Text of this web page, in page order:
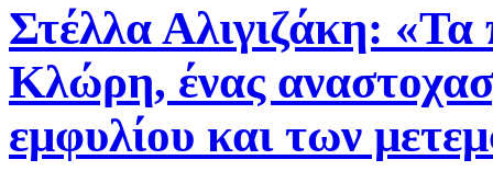
Στέλλα Αλιγιζάκη: «Τα
Κλώρη, ένας
εμφυλίου και των